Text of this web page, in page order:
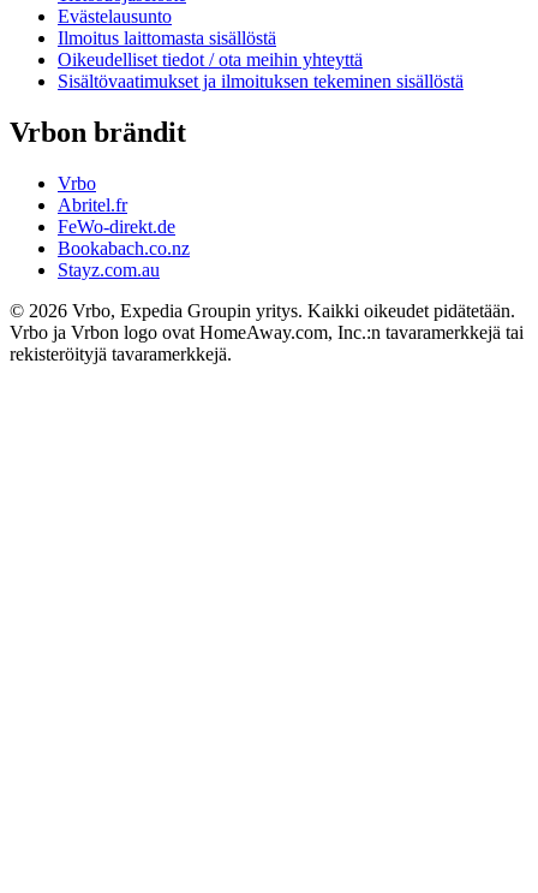
Evästelausunto
Ilmoitus laittomasta sisällöstä
Oikeudelliset tiedot / ota meihin yhteyttä
Sisältövaatimukset ja ilmoituksen tekeminen sisällöstä
Vrbon brändit
Vrbo
Abritel.fr
FeWo-direkt.de
Bookabach.co.nz
Stayz.com.au
© 2026 Vrbo, Expedia Groupin yritys. Kaikki oikeudet pidätetään.
Vrbo ja Vrbon logo ovat HomeAway.com, Inc.:n tavaramerkkejä tai
rekisteröityjä tavaramerkkejä.